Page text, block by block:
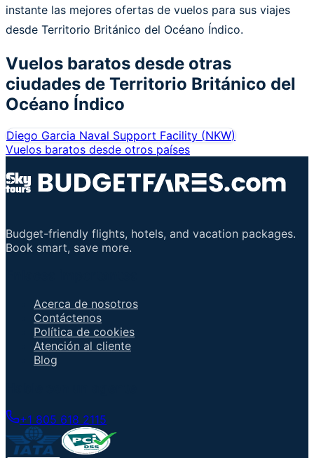
instante las mejores ofertas de vuelos para sus viajes
desde Territorio Británico del Océano Índico.
Vuelos baratos desde otras
ciudades de Territorio Británico del
Océano Índico
Diego Garcia Naval Support Facility (NKW)
Vuelos baratos desde otros países
Budget-friendly flights, hotels, and vacation packages.
Book smart, save more.
Acerca de nosotros
Contáctenos
Política de cookies
Atención al cliente
Blog
+1 805 618 2115